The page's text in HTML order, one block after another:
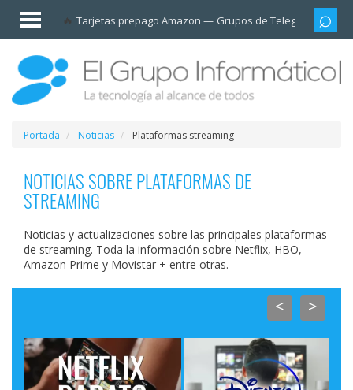
Tarjetas prepago Amazon Grupos de Telegram
Invitado
Iniciar
sesión /
Registrarse
Esenciales
Móviles
Ofertas
Redes
sociales
Plataformas
streaming
Portada Noticias Plataformas streaming
NOTICIAS SOBRE PLATAFORMAS DE
STREAMING
Noticias y actualizaciones sobre las principales plataformas
de streaming. Toda la información sobre Netflix, HBO,
Amazon Prime y Movistar + entre otras.
< >